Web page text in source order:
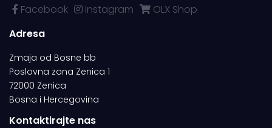
Facebook Instagram
OLX Shop
Adresa
Zmaja od Bosne bb
Poslovna zona Zenica 1
72000 Zenica
Bosna i Hercegovina
Kontaktirajte nas